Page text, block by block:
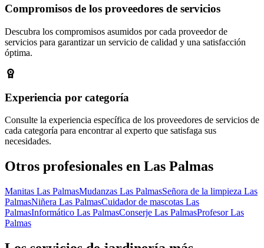
Compromisos de los proveedores de servicios
Descubra los compromisos asumidos por cada proveedor de
servicios para garantizar un servicio de calidad y una satisfacción
óptima.
Experiencia por categoría
Consulte la experiencia específica de los proveedores de servicios de
cada categoría para encontrar al experto que satisfaga sus
necesidades.
Otros profesionales en Las Palmas
Manitas Las PalmasMudanzas Las PalmasSeñora de la limpieza Las
PalmasNiñera Las PalmasCuidador de mascotas Las
PalmasInformático Las PalmasConserje Las PalmasProfesor Las
Palmas